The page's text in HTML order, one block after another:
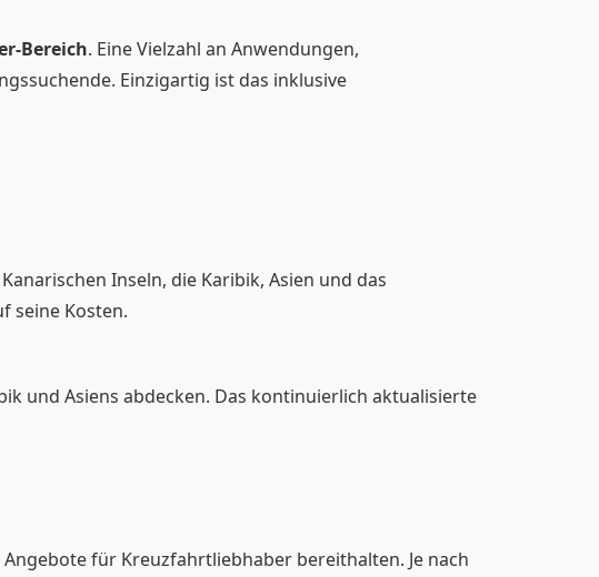
Bereich. Eine Vielzahl an Anwendungen,
Einzigartig ist das inklusive
Inseln, die Karibik, Asien und das
seine Kosten.
und Asiens abdecken. Das kontinuierlich aktualisierte
für Kreuzfahrtliebhaber bereithalten. Je nach